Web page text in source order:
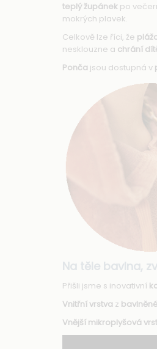
teplý župánek po
mokrých plavek.
Celkově lze říci, že
nesklouzne a chrání
Ponča jsou dostupná v
Na těle bavlna,
Přišli jsme s inovativní
Vnitřní vrstva z
Vnější mikroplyšová